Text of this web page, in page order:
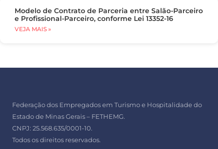
Modelo de Contrato de Parceria entre Salão-Parceiro
e Profissional-Parceiro, conforme Lei 13352-16
VEJA MAIS »
Federação dos Empregados em Turismo e Hospitalidade do
Estado de Minas Gerais – FETHEMG.
CNPJ: 25.568.635/0001-10.
Todos os direitos reservados.